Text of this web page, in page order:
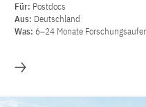
Für: Postdocs
Aus: Deutschland
Was: 6–24 Monate